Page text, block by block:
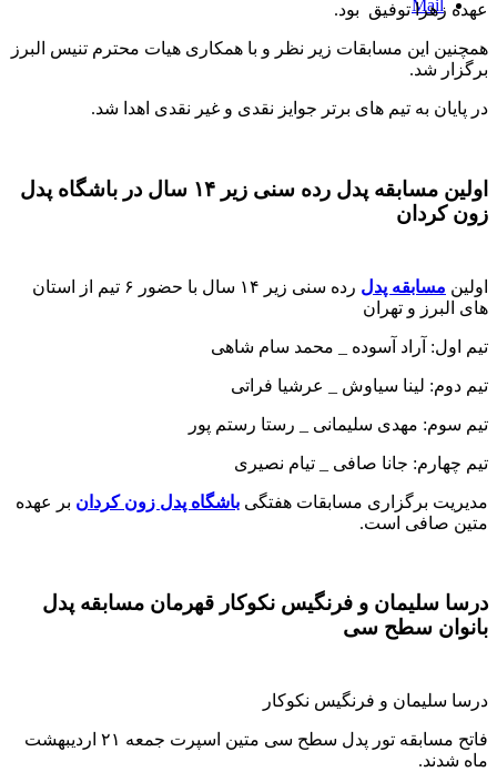
Mail
عهده زهرا توفیق بود.
همچنین این مسابقات زیر نظر و با همکاری هیات محترم تنیس البرز
برگزار شد.
در پایان به تیم های برتر جوایز نقدی و غیر نقدی اهدا شد.
اولین مسابقه پدل رده سنی زیر ۱۴ سال در باشگاه پدل
زون کردان
اولین مسابقه پدل
رده سنی زیر ۱۴ سال با حضور ۶ تیم از استان
های البرز و تهران
تیم اول: آراد آسوده _ محمد سام شاهی
تیم دوم: لینا سیاوش _ عرشیا فراتی
تیم سوم: مهدی سلیمانی _ رستا رستم پور
تیم چهارم: جانا صافی _ تیام نصیری
مدیریت برگزاری مسابقات هفتگی باشگاه پدل زون کردان بر عهده
متین صافی است.
درسا سلیمان و فرنگیس نکوکار قهرمان مسابقه پدل
بانوان سطح سی
درسا سلیمان و فرنگیس نکوکار
فاتح مسابقه تور پدل سطح سی متین اسپرت جمعه ۲۱ اردیبهشت
ماه شدند.